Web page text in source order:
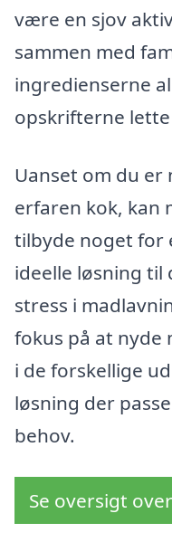
være en sjov
sammen med
ingredienserne
opskrifterne
Uanset om du er
erfaren kok, kan
tilbyde noget for
ideelle løsning til
stress i
fokus på at nyde
i de forskellige
løsning der
behov.
Se oversigt